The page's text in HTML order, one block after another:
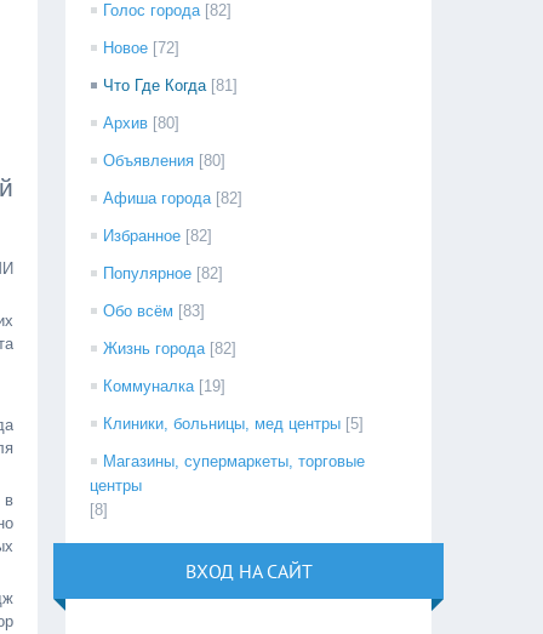
в
Голос города [82]
Новое [72]
Что Где Когда [81]
Архив [80]
Объявления [80]
Афиша города [82]
Избранное [82]
Популярное [82]
Обо всём [83]
Жизнь города [82]
Коммуналка [19]
Клиники, больницы, мед центры [5]
Магазины, супермаркеты, торговые
центры
[8]
ВХОД НА САЙТ